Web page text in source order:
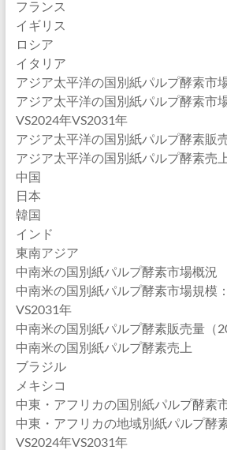
フランス
イギリス
ロシア
イタリア
アジア太平洋の国別紙パルプ酵素市
アジア太平洋の国別紙パルプ酵素市
VS2024年VS2031年
アジア太平洋の国別紙パルプ酵素販
アジア太平洋の国別紙パルプ酵素売
中国
日本
韓国
インド
東南アジア
中南米の国別紙パルプ酵素市場概況
中南米の国別紙パルプ酵素市場規模
VS2031年
中南米の国別紙パルプ酵素販売量（
中南米の国別紙パルプ酵素売上
ブラジル
メキシコ
中東・アフリカの国別紙パルプ酵素
中東・アフリカの地域別紙パルプ酵
VS2024年VS2031年